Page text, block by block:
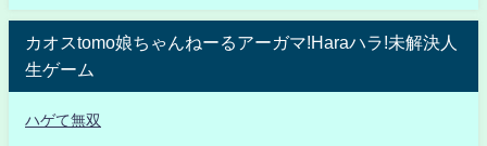
カオスtomo娘ちゃんねーるアーガマ!Haraハラ!未解決人
生ゲーム
ハゲて無双